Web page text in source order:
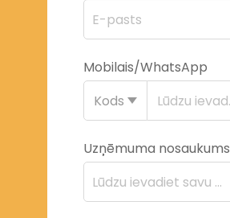
Mobilais/WhatsApp
Kods
Uzņēmuma nosaukums